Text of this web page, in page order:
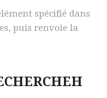
spécifié dans
puis renvoie la